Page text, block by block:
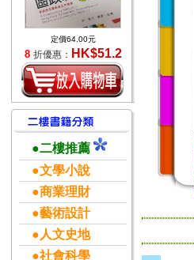
定價64.00元
8 折優惠： HK$51.2
●二樓推薦
●文學小說
●商業理財
●藝術設計
●人文史地
●社會科學